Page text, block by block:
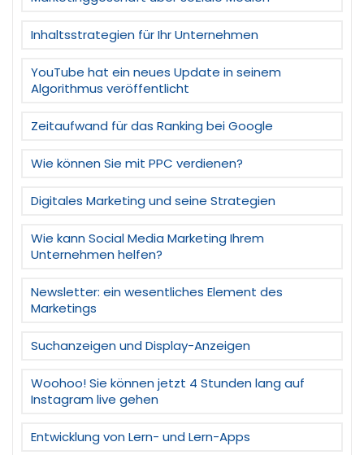
Inhaltsstrategien für Ihr Unternehmen
YouTube hat ein neues Update in seinem
Algorithmus veröffentlicht
Zeitaufwand für das Ranking bei Google
Wie können Sie mit PPC verdienen?
Digitales Marketing und seine Strategien
Wie kann Social Media Marketing Ihrem
Unternehmen helfen?
Newsletter: ein wesentliches Element des
Marketings
Suchanzeigen und Display-Anzeigen
Woohoo! Sie können jetzt 4 Stunden lang auf
Instagram live gehen
Entwicklung von Lern- und Lern-Apps